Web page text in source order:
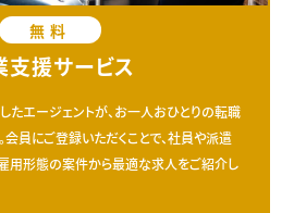
無料
支援サービス
たエージェントが、お一人おひとりの転職
会員にご登録いただくことで、社員や派遣
用形態の案件から最適な求人をご紹介し